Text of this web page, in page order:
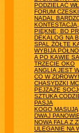
PODZIELAĆ
FORUM
NADAL
PIĘKNE, BO
DEKALOG NA
SPAL ŻÓŁTE
WYBIJA
A PO KAWIE
TRZECIE OKO
ANGLIA JEST
CO W
CHASYDZKI
PEJZAŻE
SZTUKA
PASJA
KOGO
DWAJ
NOWA FALA Z
ULEGANIE NA